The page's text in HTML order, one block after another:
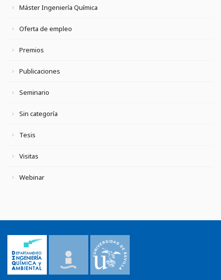
Máster Ingeniería Química
Oferta de empleo
Premios
Publicaciones
Seminario
Sin categoría
Tesis
Visitas
Webinar